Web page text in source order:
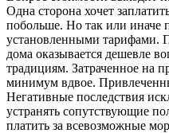
Одна сторона хочет
побольше. Но так или иначе
установленными тарифами.
дома оказывается дешевле
традициям. Затраченное на
минимум вдвое.
Негативные последствия
устранять сопутствующие
платить за всевозможные